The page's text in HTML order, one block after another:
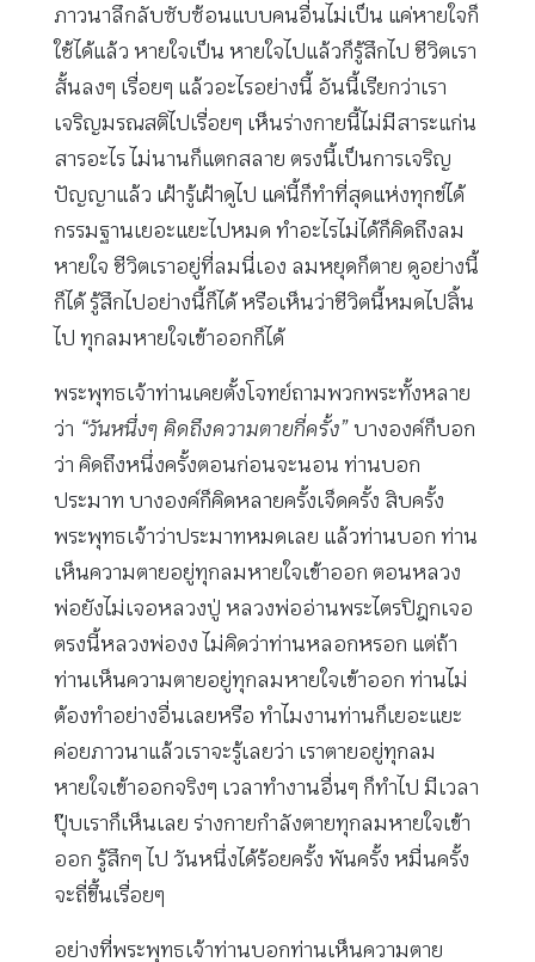
ภาวนาลึกลับซับซ้อนแบบคนอื่นไม่เป็น แค่หายใจก็
ใช้ได้แล้ว หายใจเป็น หายใจไปแล้วก็รู้สึกไป ชีวิตเรา
สั้นลงๆ เรื่อยๆ แล้วอะไรอย่างนี้ อันนี้เรียกว่าเรา
เจริญมรณสติไปเรื่อยๆ เห็นร่างกายนี้ไม่มีสาระแก่น
สารอะไร ไม่นานก็แตกสลาย ตรงนี้เป็นการเจริญ
ปัญญาแล้ว เฝ้ารู้เฝ้าดูไป แค่นี้ก็ทำที่สุดแห่งทุกข์ได้
กรรมฐานเยอะแยะไปหมด ทำอะไรไม่ได้ก็คิดถึงลม
หายใจ ชีวิตเราอยู่ที่ลมนี่เอง ลมหยุดก็ตาย ดูอย่างนี้
ก็ได้ รู้สึกไปอย่างนี้ก็ได้ หรือเห็นว่าชีวิตนี้หมดไปสิ้น
ไป ทุกลมหายใจเข้าออกก็ได้
พระพุทธเจ้าท่านเคยตั้งโจทย์ถามพวกพระทั้งหลาย
ว่า “วันหนึ่งๆ คิดถึงความตายกี่ครั้ง” บางองค์ก็บอก
ว่า คิดถึงหนึ่งครั้งตอนก่อนจะนอน ท่านบอก
ประมาท บางองค์ก็คิดหลายครั้งเจ็ดครั้ง สิบครั้ง
พระพุทธเจ้าว่าประมาทหมดเลย แล้วท่านบอก ท่าน
เห็นความตายอยู่ทุกลมหายใจเข้าออก ตอนหลวง
พ่อยังไม่เจอหลวงปู่ หลวงพ่ออ่านพระไตรปิฎกเจอ
ตรงนี้หลวงพ่องง ไม่คิดว่าท่านหลอกหรอก แต่ถ้า
ท่านเห็นความตายอยู่ทุกลมหายใจเข้าออก ท่านไม่
ต้องทำอย่างอื่นเลยหรือ ทำไมงานท่านก็เยอะแยะ
ค่อยภาวนาแล้วเราจะรู้เลยว่า เราตายอยู่ทุกลม
หายใจเข้าออกจริงๆ เวลาทำงานอื่นๆ ก็ทำไป มีเวลา
ปุ๊บเราก็เห็นเลย ร่างกายกำลังตายทุกลมหายใจเข้า
ออก รู้สึกๆ ไป วันหนึ่งได้ร้อยครั้ง พันครั้ง หมื่นครั้ง
จะถี่ขึ้นเรื่อยๆ
อย่างที่พระพุทธเจ้าท่านบอกท่านเห็นความตาย